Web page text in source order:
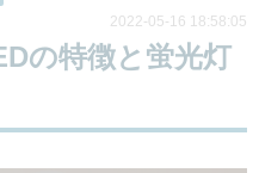
2022-05-16 18:58:05
の特徴と蛍光灯